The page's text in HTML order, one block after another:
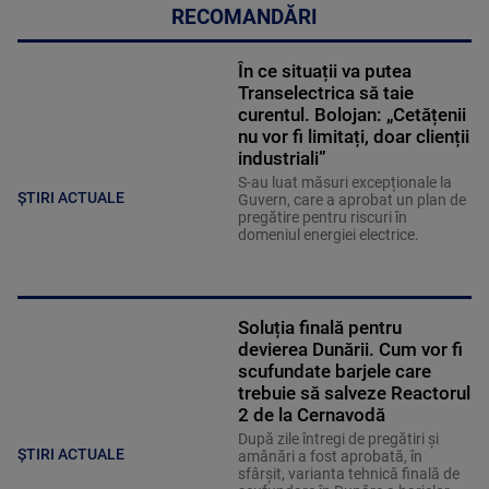
RECOMANDĂRI
ȘTIRI ACTUALE
În ce situații va putea
Transelectrica să taie
curentul. Bolojan: „Cetățenii
nu vor fi limitați, doar clienții
industriali”
S-au luat măsuri excepționale la
Guvern, care a aprobat un plan de
pregătire pentru riscuri în
domeniul energiei electrice.
ȘTIRI ACTUALE
Soluția finală pentru
devierea Dunării. Cum vor fi
scufundate barjele care
trebuie să salveze Reactorul
2 de la Cernavodă
După zile întregi de pregătiri și
amânări a fost aprobată, în
sfârșit, varianta tehnică finală de